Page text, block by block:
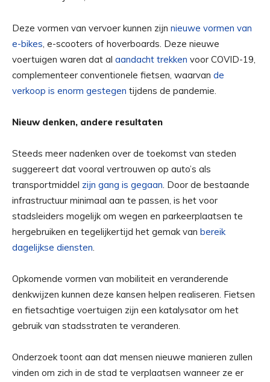
Deze vormen van vervoer kunnen zijn nieuwe vormen van
e-bikes, e-scooters of hoverboards. Deze nieuwe
voertuigen waren dat al aandacht trekken voor COVID-19,
complementeer conventionele fietsen, waarvan de
verkoop is enorm gestegen tijdens de pandemie.
Nieuw denken, andere resultaten
Steeds meer nadenken over de toekomst van steden
suggereert dat vooral vertrouwen op auto’s als
transportmiddel zijn gang is gegaan. Door de bestaande
infrastructuur minimaal aan te passen, is het voor
stadsleiders mogelijk om wegen en parkeerplaatsen te
hergebruiken en tegelijkertijd het gemak van bereik
dagelijkse diensten.
Opkomende vormen van mobiliteit en veranderende
denkwijzen kunnen deze kansen helpen realiseren. Fietsen
en fietsachtige voertuigen zijn een katalysator om het
gebruik van stadsstraten te veranderen.
Onderzoek toont aan dat mensen nieuwe manieren zullen
vinden om zich in de stad te verplaatsen wanneer ze er